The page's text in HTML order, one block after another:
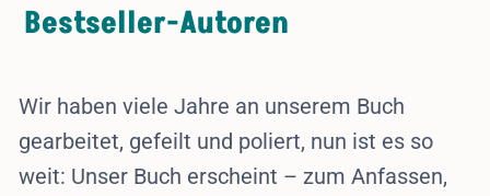
Bestseller-Autoren
Wir haben viele Jahre an unserem Buch
gearbeitet, gefeilt und poliert, nun ist es so
weit: Unser Buch erscheint – zum Anfassen,